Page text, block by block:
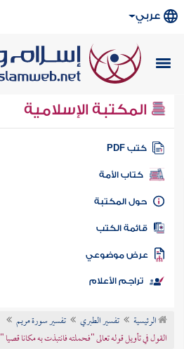
عربي
المكتبة الإسلامية
كتب PDF
كتاب الأمة
المكتبة
الكتب
موضوعي
تراجم الأعلام
الرئيسية تفسير الطبري
تفسير سورة مريم
القول في تأويل قوله تعالى "فحملته فانتبذت به مكانا قصيا "